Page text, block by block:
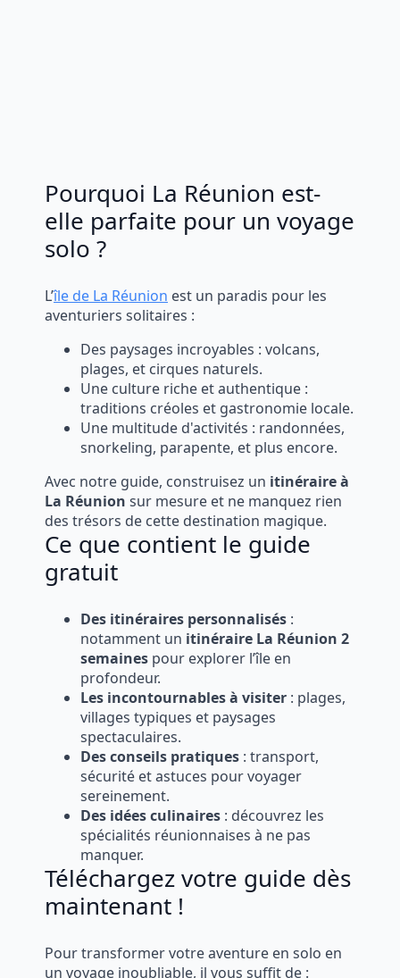
Pourquoi La Réunion est-
elle parfaite pour un voyage
solo ?
L’île de La Réunion est un paradis pour les
aventuriers solitaires :
Des paysages incroyables : volcans,
plages, et cirques naturels.
Une culture riche et authentique :
traditions créoles et gastronomie locale.
Une multitude d'activités : randonnées,
snorkeling, parapente, et plus encore.
Avec notre guide, construisez un itinéraire à
La Réunion sur mesure et ne manquez rien
des trésors de cette destination magique.
Ce que contient le guide
gratuit
Des itinéraires personnalisés :
notamment un itinéraire La Réunion 2
semaines pour explorer l’île en
profondeur.
Les incontournables à visiter : plages,
villages typiques et paysages
spectaculaires.
Des conseils pratiques : transport,
sécurité et astuces pour voyager
sereinement.
Des idées culinaires : découvrez les
spécialités réunionnaises à ne pas
manquer.
Téléchargez votre guide dès
maintenant !
Pour transformer votre aventure en solo en
un voyage inoubliable, il vous suffit de :